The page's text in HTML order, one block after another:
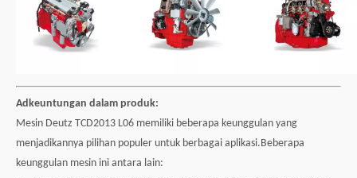
Adkeuntungan dalam produk:
Mesin Deutz TCD2013 L06 memiliki beberapa keunggulan yang
menjadikannya pilihan populer untuk berbagai aplikasi.Beberapa
keunggulan mesin ini antara lain: